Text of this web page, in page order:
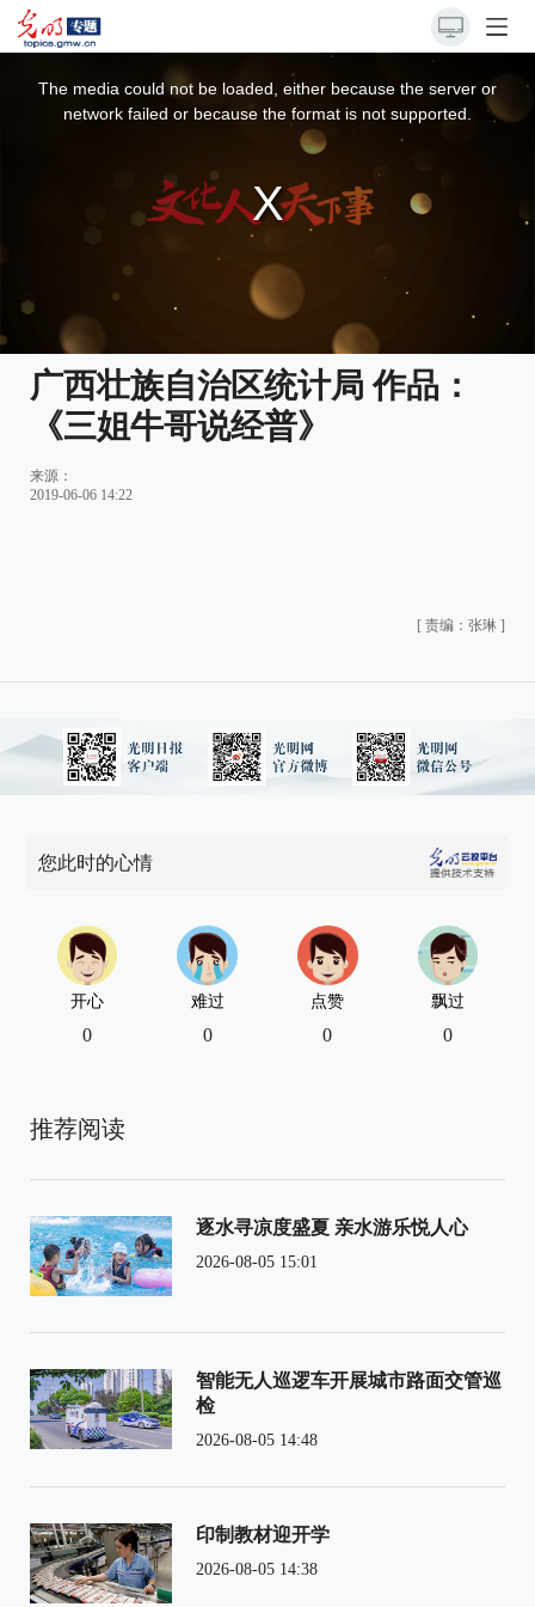
The media could not be loaded, either because the server or
network failed or because the format is not supported.
广西壮族自治区统计局 作品：
《三姐牛哥说经普》
来源：
2019-06-06 14:22
[ 责编：张琳 ]
您此时的心情
开心
0
难过
0
点赞
0
飘过
0
推荐阅读
逐水寻凉度盛夏 亲水游乐悦人心
2026-08-05 15:01
智能无人巡逻车开展城市路面交管巡
检
2026-08-05 14:48
印制教材迎开学
2026-08-05 14:38